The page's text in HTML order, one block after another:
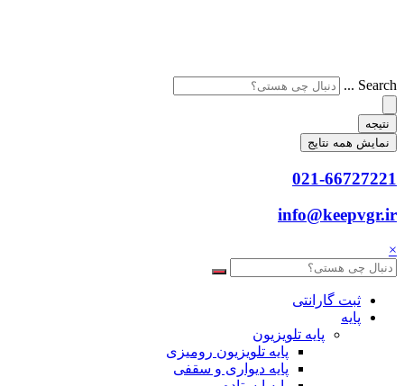
Search ...
نتیجه
نمایش همه نتایج
021-66727221
info@keepvgr.ir
×
ثبت گارانتی
پایه
پایه تلویزیون
پایه تلویزیون رومیزی
پایه دیواری و سقفی